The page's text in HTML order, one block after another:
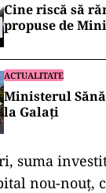
Cine riscă să
propuse de
ACTUALITATE
Ministerul
la Galați
suma
nou-nouț,